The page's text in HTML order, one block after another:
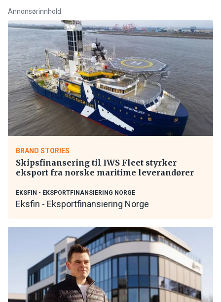
Annonsørinnhold
BRAND STORIES
Skipsfinansering til IWS Fleet styrker
eksport fra norske maritime leverandører
EKSFIN - EKSPORTFINANSIERING NORGE
Eksfin - Eksportfinansiering Norge